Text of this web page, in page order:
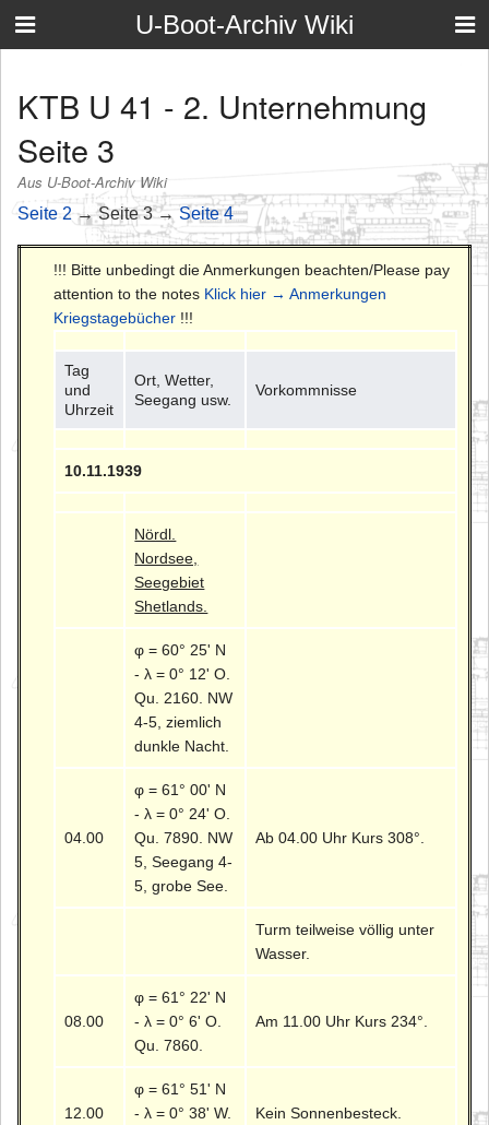
U-Boot-Archiv Wiki
KTB U 41 - 2. Unternehmung
Seite 3
Aus U-Boot-Archiv Wiki
Seite 2 → Seite 3 → Seite 4
!!! Bitte unbedingt die Anmerkungen beachten/Please pay
attention to the notes Klick hier → Anmerkungen
Kriegstagebücher !!!
Tag
und
Uhrzeit
Ort, Wetter,
Seegang usw.
Vorkommnisse
10.11.1939
Nördl.
Nordsee,
Seegebiet
Shetlands.
φ = 60° 25' N
- λ = 0° 12' O.
Qu. 2160. NW
4-5, ziemlich
dunkle Nacht.
04.00
φ = 61° 00' N
- λ = 0° 24' O.
Qu. 7890. NW
5, Seegang 4-
5, grobe See.
Ab 04.00 Uhr Kurs 308°.
Turm teilweise völlig unter
Wasser.
08.00
φ = 61° 22' N
- λ = 0° 6' O.
Qu. 7860.
Am 11.00 Uhr Kurs 234°.
12.00
φ = 61° 51' N
- λ = 0° 38' W.
Kein Sonnenbesteck.